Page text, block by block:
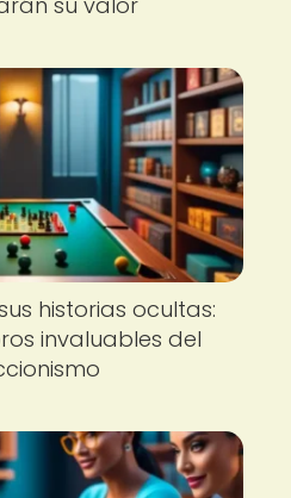
historias ocultas:
invaluables del